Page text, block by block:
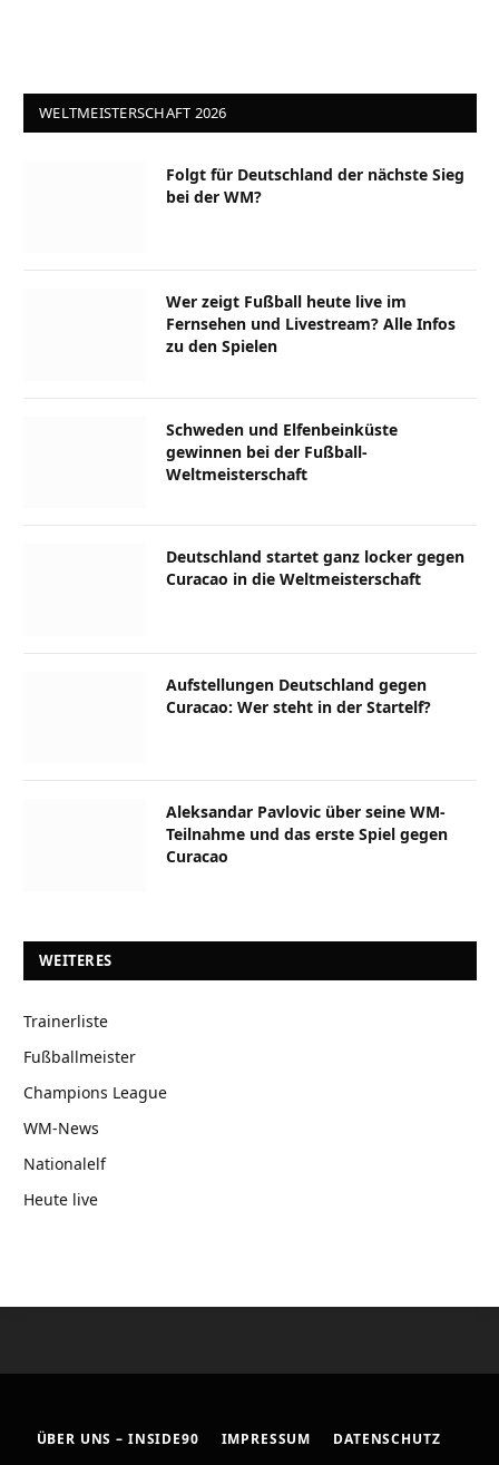
WELTMEISTERSCHAFT 2026
Folgt für Deutschland der nächste Sieg
bei der WM?
Wer zeigt Fußball heute live im
Fernsehen und Livestream? Alle Infos
zu den Spielen
Schweden und Elfenbeinküste
gewinnen bei der Fußball-
Weltmeisterschaft
Deutschland startet ganz locker gegen
Curacao in die Weltmeisterschaft
Aufstellungen Deutschland gegen
Curacao: Wer steht in der Startelf?
Aleksandar Pavlovic über seine WM-
Teilnahme und das erste Spiel gegen
Curacao
WEITERES
Trainerliste
Fußballmeister
Champions League
WM-News
Nationalelf
Heute live
ÜBER UNS – INSIDE90 IMPRESSUM
DATENSCHUTZ